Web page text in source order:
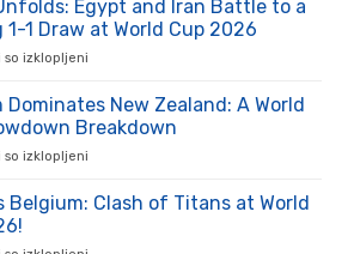
hráči
ukazujú
Analýza
na
MS
Egypt and Iran Battle to a
1-1 Draw at World Cup 2026
so izklopljeni
Unfolds:
Egypt
to
Dominates New Zealand: A World
Breakdown
so izklopljeni
Dominates
Belgium: Clash of Titans at World